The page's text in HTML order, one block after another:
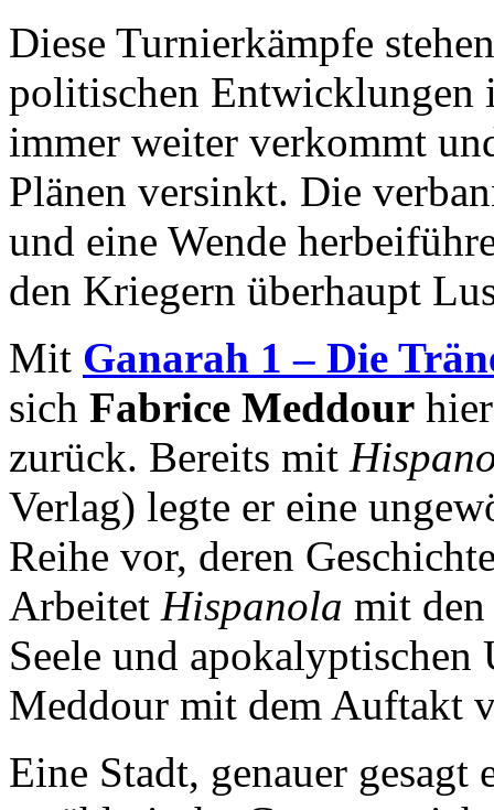
Diese Turnierkämpfe
politischen Entwicklungen
immer weiter verkommt
Plänen versinkt. Die
und eine Wende
den Kriegern überhaupt
Mit Ganarah 1 – Die
sich Fabrice Meddour
zurück. Bereits mit
Verlag) legte er eine
Reihe vor, deren
Arbeitet Hispanola mit
Seele und apokalyptischen
Meddour mit dem Auftakt
Eine Stadt, genauer